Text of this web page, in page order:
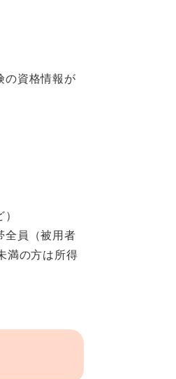
の資格情報が
全員（被用者
満の方は所得